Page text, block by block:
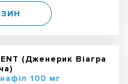
(Дженерик Віагра
100 мг